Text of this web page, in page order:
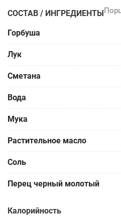
СОСТАВ / ИНГРЕДИЕНТЫ
Горбуша
Лук
Сметана
Вода
Мука
Растительное масло
Соль
Перец черный молотый
Калорийность